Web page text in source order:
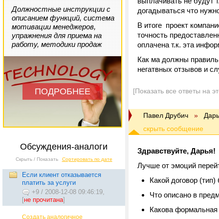
Должностные инструкции с
описанием функций, система
мотивации менеджеров,
упражнения для приема на
работу, методики продаж
ПОДРОБНЕЕ
Обсуждения-аналоги
Скрыть / Показать Сортировать по дате
Если клиент отказывается
платить за услуги
+9 / 2008-12-08 09:46:19,
[не прочитана]
Создать аналогичное
догадываться что
В итоге проект
точность
оплачена т.к. эта
Как ма должны
негатвных отзывов и
[Показать все ответы на
Павел Друбич »
Здравствуйте, Дарья!
Лучше от эмоций
Какой договор
Что описано в
Какова